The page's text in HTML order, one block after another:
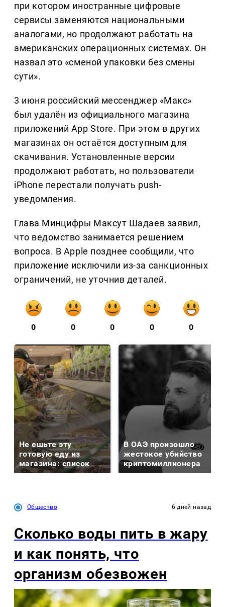
при котором иностранные цифровые
сервисы заменяются национальными
аналогами, но продолжают работать на
американских операционных системах. Он
назвал это «сменой упаковки без смены
сути».
3 июня российский мессенджер «Макс»
был удалён из официального магазина
приложений App Store. При этом в других
магазинах он остаётся доступным для
скачивания. Установленные версии
продолжают работать, но пользователи
iPhone перестали получать push-
уведомления.
Глава Минцифры Максут Шадаев заявил,
что ведомство занимается решением
вопроса. В Apple позднее сообщили, что
приложение исключили из-за санкционных
ограничений, не уточнив деталей.
0 0 0 0 0
Не ешьте эту
готовую еду из
магазина: список
В ОАЭ произошло
жестокое убийство
криптомиллионера
Общество 6 дней назад
Сколько воды пить в жару
и как понять, что
организм обезвожен